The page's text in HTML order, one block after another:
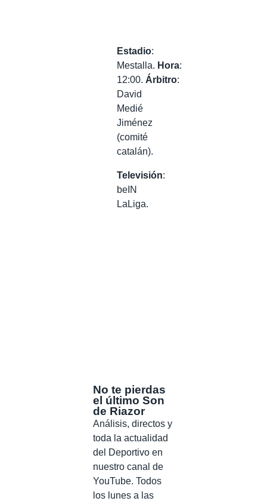
Estadio:
Mestalla. Hora:
12:00. Árbitro:
David
Medié
Jiménez
(comité
catalán).
Televisión:
beIN
LaLiga.
No te pierdas
el último Son
de Riazor
Análisis, directos y
toda la actualidad
del Deportivo en
nuestro canal de
YouTube. Todos
los lunes a las